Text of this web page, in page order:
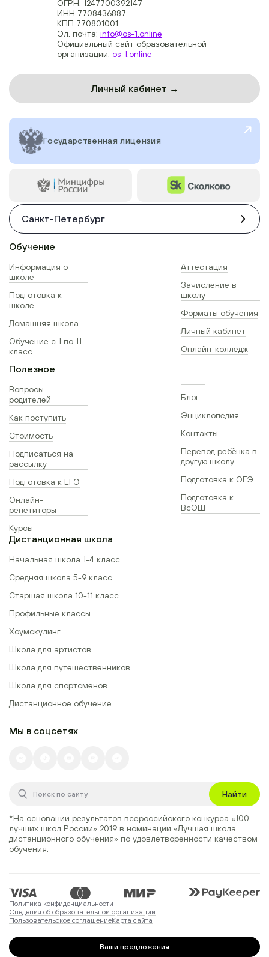
ОГРН: 1247700392147
ИНН 7708436887
КПП 770801001
Эл. почта: info@os-1.online
Официальный сайт образовательной
организации: os-1.online
Личный кабинет →
Государственная лицензия
Санкт-Петербург
Обучение
Информация о
школе
Подготовка к
школе
Домашняя школа
Обучение с 1 по 11
класс
Аттестация
Зачисление в
школу
Форматы обучения
Личный кабинет
Онлайн-колледж
Полезное
Вопросы
родителей
Как поступить
Стоимость
Подписаться на
рассылку
Подготовка к ЕГЭ
Онлайн-
репетиторы
Курсы
Блог
Энциклопедия
Контакты
Перевод ребёнка в
другую школу
Подготовка к ОГЭ
Подготовка к
ВсОШ
Дистанционная школа
Начальная школа 1-4 класс
Средняя школа 5-9 класс
Старшая школа 10-11 класс
Профильные классы
Хоумскулинг
Школа для артистов
Школа для путешественников
Школа для спортсменов
Дистанционное обучение
Мы в соцсетях
Найти
*На основании результатов всероссийского конкурса «100
лучших школ России» 2019 в номинации «Лучшая школа
дистанционного обучения» по удовлетворенности качеством
обучения.
Политика конфиденциальности
Сведения об образовательной организации
Пользовательское соглашениеКарта сайта
Ваши предложения